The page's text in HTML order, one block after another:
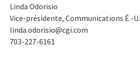
Linda Odorisio
Vice-présidente, Communications É.-U.
linda.odorisio@cgi.com
703-227-6161